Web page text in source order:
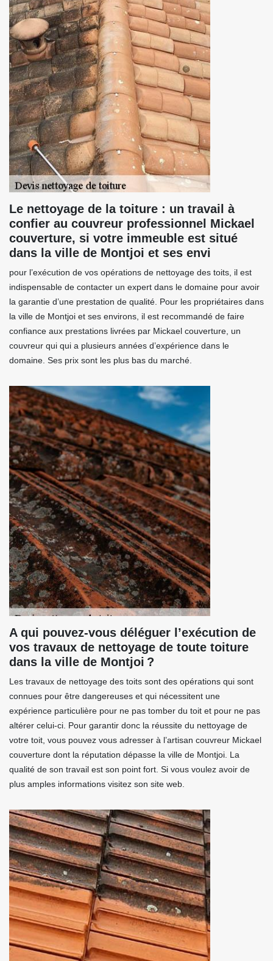
Le nettoyage de la toiture : un travail à
confier au couvreur professionnel Mickael
couverture, si votre immeuble est situé
dans la ville de Montjoi et ses envi
pour l’exécution de vos opérations de nettoyage des toits, il est
indispensable de contacter un expert dans le domaine pour avoir
la garantie d’une prestation de qualité. Pour les propriétaires dans
la ville de Montjoi et ses environs, il est recommandé de faire
confiance aux prestations livrées par Mickael couverture, un
couvreur qui qui a plusieurs années d’expérience dans le
domaine. Ses prix sont les plus bas du marché.
A qui pouvez-vous déléguer l’exécution de
vos travaux de nettoyage de toute toiture
dans la ville de Montjoi ?
Les travaux de nettoyage des toits sont des opérations qui sont
connues pour être dangereuses et qui nécessitent une
expérience particulière pour ne pas tomber du toit et pour ne pas
altérer celui-ci. Pour garantir donc la réussite du nettoyage de
votre toit, vous pouvez vous adresser à l’artisan couvreur Mickael
couverture dont la réputation dépasse la ville de Montjoi. La
qualité de son travail est son point fort. Si vous voulez avoir de
plus amples informations visitez son site web.